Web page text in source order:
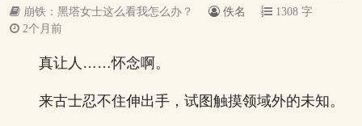
崩铁：黑塔女士这么看我怎么办？ 佚名
1308 字
2个月前
真让人……怀念啊。
来古士忍不住伸出手，试图触摸领域外的未知。